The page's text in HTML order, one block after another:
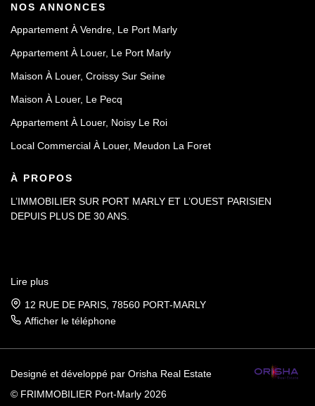
NOS ANNONCES
Appartement À Vendre, Le Port Marly
Appartement À Louer, Le Port Marly
Maison À Louer, Croissy Sur Seine
Maison À Louer, Le Pecq
Appartement À Louer, Noisy Le Roi
Local Commercial À Louer, Meudon La Foret
À PROPOS
L’IMMOBILIER SUR PORT MARLY ET L’OUEST PARISIEN
DEPUIS PLUS DE 30 ANS.
Lire plus
12 RUE DE PARIS, 78560 PORT-MARLY
Afficher le téléphone
Designé et développé par Orisha Real Estate
© FRIMMOBILIER Port-Marly 2026